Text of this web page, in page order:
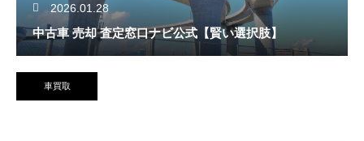
2026.01.28
中古車 売却 査定窓口ナビ公式【賢い選択肢】
車買取